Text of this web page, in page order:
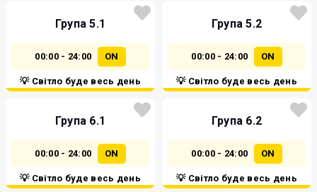
Група 5.1
00:00 - 24:00 ON
💡 Світло буде весь день
Група 5.2
00:00 - 24:00 ON
💡 Світло буде весь день
Група 6.1
00:00 - 24:00 ON
💡 Світло буде весь день
Група 6.2
00:00 - 24:00 ON
💡 Світло буде весь день